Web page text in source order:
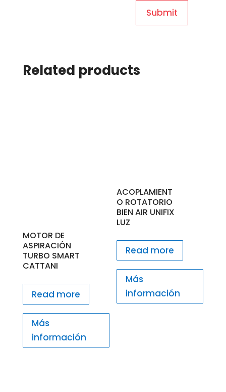
Related products
MOTOR DE
ASPIRACIÓN
TURBO SMART
CATTANI
Read more
Más
información
ACOPLAMIENT
O ROTATORIO
BIEN AIR UNIFIX
LUZ
Read more
Más
información